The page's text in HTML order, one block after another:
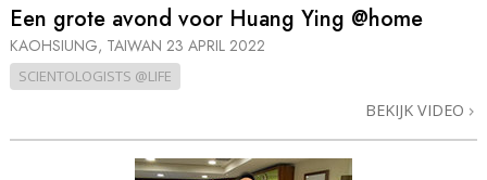
Een grote avond voor Huang Ying @home
KAOHSIUNG, TAIWAN 23 APRIL 2022
SCIENTOLOGISTS @LIFE
BEKIJK VIDEO